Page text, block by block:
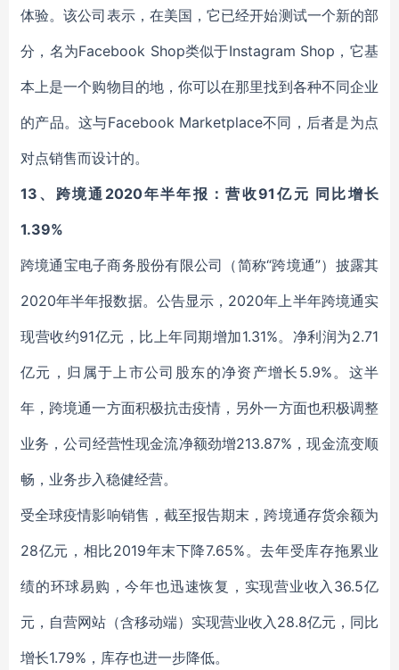
体验。该公司表示，在美国，它已经开始测试一个新的部
分，名为Facebook Shop类似于Instagram Shop，它基
本上是一个购物目的地，你可以在那里找到各种不同企业
的产品。这与Facebook Marketplace不同，后者是为点
对点销售而设计的。
13、跨境通2020年半年报：营收91亿元 同比增长
1.39%
跨境通宝电子商务股份有限公司（简称“跨境通”）披露其
2020年半年报数据。公告显示，2020年上半年跨境通实
现营收约91亿元，比上年同期增加1.31%。净利润为2.71
亿元，归属于上市公司股东的净资产增长5.9%。这半
年，跨境通一方面积极抗击疫情，另外一方面也积极调整
业务，公司经营性现金流净额劲增213.87%，现金流变顺
畅，业务步入稳健经营。
受全球疫情影响销售，截至报告期末，跨境通存货余额为
28亿元，相比2019年末下降7.65%。去年受库存拖累业
绩的环球易购，今年也迅速恢复，实现营业收入36.5亿
元，自营网站（含移动端）实现营业收入28.8亿元，同比
增长1.79%，库存也进一步降低。